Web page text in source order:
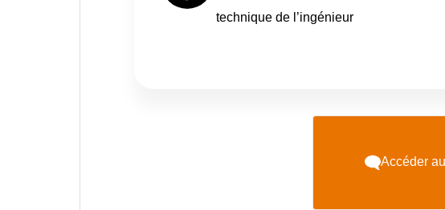
technique de l’ingénieur
Accéder